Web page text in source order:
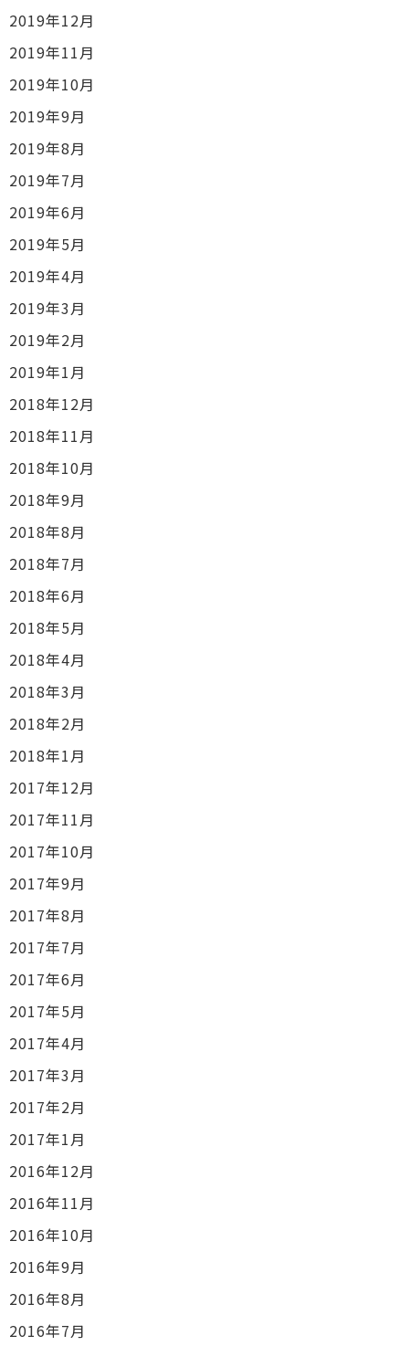
2019年12月
2019年11月
2019年10月
2019年9月
2019年8月
2019年7月
2019年6月
2019年5月
2019年4月
2019年3月
2019年2月
2019年1月
2018年12月
2018年11月
2018年10月
2018年9月
2018年8月
2018年7月
2018年6月
2018年5月
2018年4月
2018年3月
2018年2月
2018年1月
2017年12月
2017年11月
2017年10月
2017年9月
2017年8月
2017年7月
2017年6月
2017年5月
2017年4月
2017年3月
2017年2月
2017年1月
2016年12月
2016年11月
2016年10月
2016年9月
2016年8月
2016年7月